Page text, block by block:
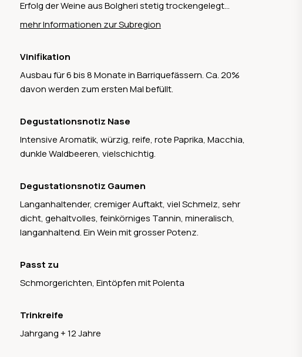
Erfolg der Weine aus Bolgheri stetig trockengelegt
wurden, um zusätzliche Anbauflächen zu schaffen.
angebaut werden.
mehr Informationen zur Subregion
Vinifikation
Ausbau für 6 bis 8 Monate in Barriquefässern. Ca. 20%
davon werden zum ersten Mal befüllt.
Degustationsnotiz Nase
Intensive Aromatik, würzig, reife, rote Paprika, Macchia,
dunkle Waldbeeren, vielschichtig.
Degustationsnotiz Gaumen
Langanhaltender, cremiger Auftakt, viel Schmelz, sehr
dicht, gehaltvolles, feinkörniges Tannin, mineralisch,
langanhaltend. Ein Wein mit grosser Potenz.
Passt zu
Schmorgerichten, Eintöpfen mit Polenta
Trinkreife
Jahrgang + 12 Jahre